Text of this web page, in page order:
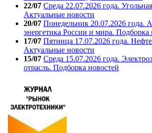
22/07 Среда 22.07.2026 года.
Актуальные новости
20/07 Понедельник 20.07.2026 года.
энергетика России и мира. Подборка
17/07 Пятница 17.07.2026 года.
Актуальные новости
15/07 Среда 15.07.2026 года.
отрасль. Подборка новостей